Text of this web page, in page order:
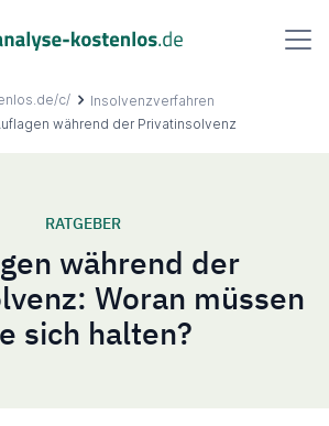
c/
Insolvenzverfahren
während der Privatinsolvenz
RATGEBER
während der
Woran müssen
sich halten?